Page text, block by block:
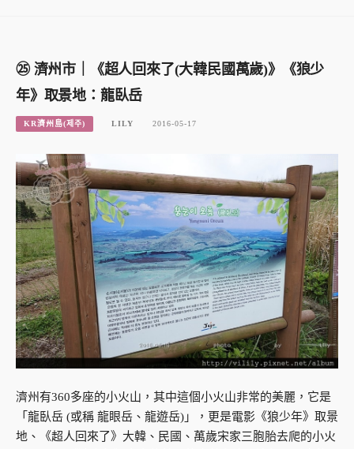
㉕ 濟州市｜《超人回來了(大韓民國萬歲)》《狼少
年》取景地：龍臥岳
KR濟州島(제주) LILY 2016-05-17
濟州有360多座的小火山，其中這個小火山非常的美麗，它是
「龍臥岳 (或稱 龍眼岳、龍遊岳)」，更是電影《狼少年》取景
地、《超人回來了》大韓、民國、萬歲宋家三胞胎去爬的小火